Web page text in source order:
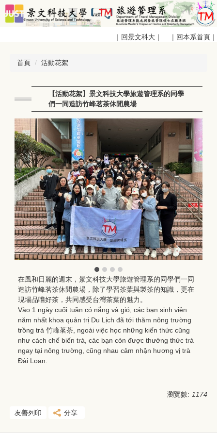
跳
到
｜回景文科大｜ ｜回本系首頁｜
首頁 活動花絮
【活動花絮】景文科技大學旅遊管理系的同學
們一同造訪竹峰茗茶休閒農場
在風和日麗的週末，景文科技大學旅遊管理系的同學們一同
造訪竹峰茗茶休閒農場，除了學習茶葉與製茶的知識，更在
現場品嚐好茶，共同感受台灣茶葉的魅力。
Vào 1 ngày cuối tuần có nắng và gió, các bạn sinh viên
năm nhất khoa quản trị Du Lịch đã tới thăm nông trường
trồng trà 竹峰茗茶, ngoài việc học những kiến thức cũng
như cách chế biến trà, các bạn còn được thưởng thức trà
ngay tại nông trường, cũng nhau cảm nhận hương vị trà
Đài Loan.
瀏覽數: 1174
友善列印 分享